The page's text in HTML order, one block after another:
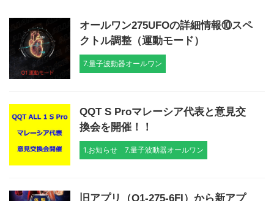
オールワン275UFOの詳細情報⑩スペ
クトル調整（運動モード）
7.量子波動器オールワン
QQT S Proマレーシア代表と意見交
換会を開催！！
1.お知らせ 7.量子波動器オールワン
旧アプリ（O1-275-6FI）から新アプ